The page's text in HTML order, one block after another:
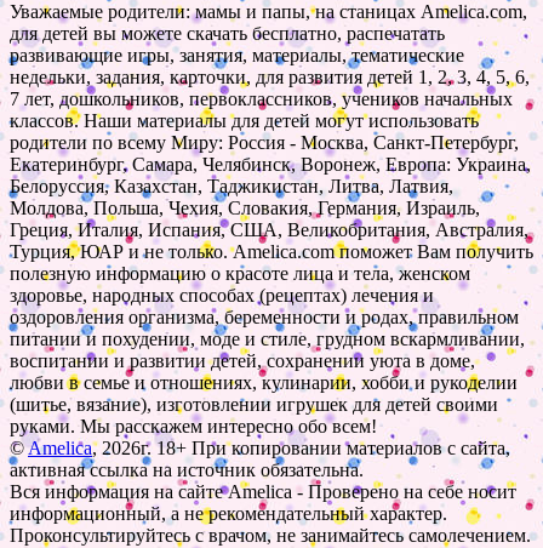
Уважаемые родители: мамы и папы, на станицах Amelica.com,
для детей вы можете скачать бесплатно, распечатать
развивающие игры, занятия, материалы, тематические
недельки, задания, карточки, для развития детей 1, 2, 3, 4, 5, 6,
7 лет, дошкольников, первоклассников, учеников начальных
классов. Наши материалы для детей могут использовать
родители по всему Миру: Россия - Москва, Санкт-Петербург,
Екатеринбург, Самара, Челябинск, Воронеж, Европа: Украина,
Белоруссия, Казахстан, Таджикистан, Литва, Латвия,
Молдова, Польша, Чехия, Словакия, Германия, Израиль,
Греция, Италия, Испания, США, Великобритания, Австралия,
Турция, ЮАР и не только. Amelica.com поможет Вам получить
полезную информацию о красоте лица и тела, женском
здоровье, народных способах (рецептах) лечения и
оздоровления организма, беременности и родах, правильном
питании и похудении, моде и стиле, грудном вскармливании,
воспитании и развитии детей, сохранении уюта в доме,
любви в семье и отношениях, кулинарии, хобби и рукоделии
(шитье, вязание), изготовлении игрушек для детей своими
руками. Мы расскажем интересно обо всем!
©Amelica, 2026г. 18+ При копировании материалов с сайта,
активная ссылка на источник обязательна.
Вся информация на сайте Amelica - Проверено на себе носит
информационный, а не рекомендательный характер.
Проконсультируйтесь с врачом, не занимайтесь самолечением.